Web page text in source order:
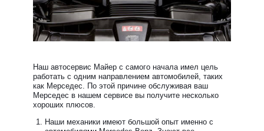
Наш автосервис Майер с самого начала имел цель
работать с одним направлением автомобилей, таких
как Мерседес. По этой причине обслуживая ваш
Мерседес в нашем сервисе вы получите несколько
хороших плюсов.
Наши механики имеют большой опыт именно с